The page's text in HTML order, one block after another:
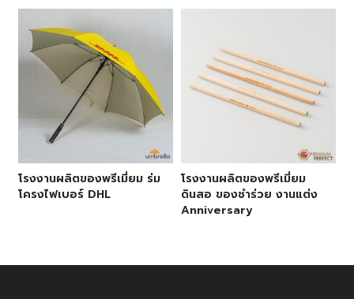
โรงงานผลิตของพรีเมี่ยม ร่ม
โครงไฟเบอร์ DHL
โรงงานผลิตของพรีเมี่ยม
ดินสอ ของชำร่วย งานแต่ง
Anniversary